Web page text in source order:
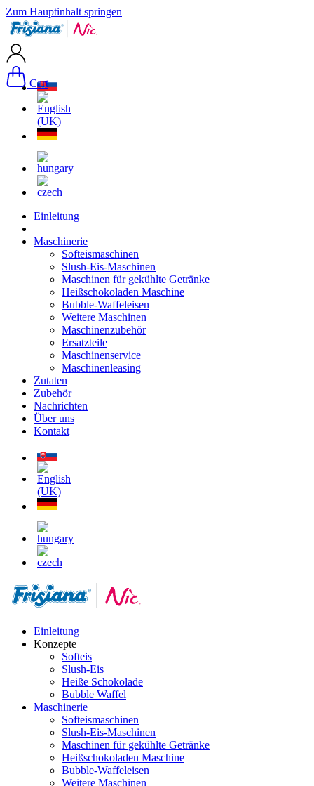
Zum Hauptinhalt springen
Cart
Einleitung
Maschinerie
Softeismaschinen
Slush-Eis-Maschinen
Maschinen für gekühlte Getränke
Heißschokoladen Maschine
Bubble-Waffeleisen
Weitere Maschinen
Maschinenzubehör
Ersatzteile
Maschinenservice
Maschinenleasing
Zutaten
Zubehör
Nachrichten
Über uns
Kontakt
Einleitung
Konzepte
Softeis
Slush-Eis
Heiße Schokolade
Bubble Waffel
Maschinerie
Softeismaschinen
Slush-Eis-Maschinen
Maschinen für gekühlte Getränke
Heißschokoladen Maschine
Bubble-Waffeleisen
Weitere Maschinen